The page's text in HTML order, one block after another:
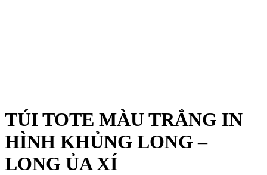
TÚI TOTE MÀU TRẮNG IN
HÌNH KHỦNG LONG –
LONG ỦA XÍ